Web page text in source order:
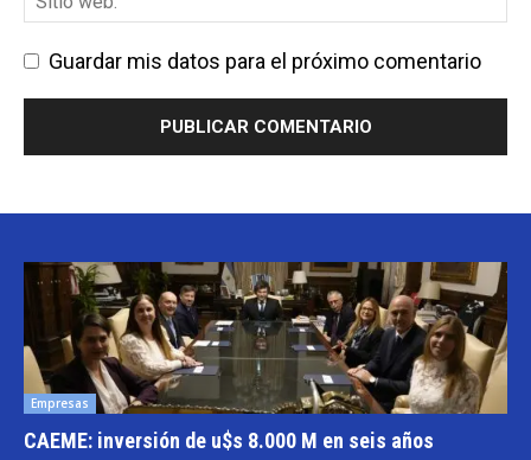
Guardar mis datos para el próximo comentario
Empresas
CAEME: inversión de u$s 8.000 M en seis años